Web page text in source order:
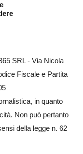
SRL - Via Nicola
Fiscale e Partita
in quanto
Non può pertanto
della legge n. 62